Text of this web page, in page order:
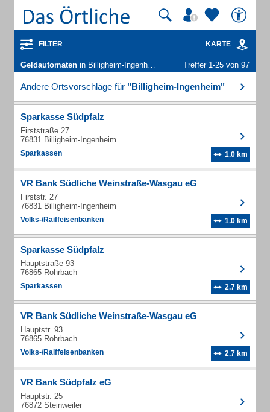
FILTER KARTE
Geldautomaten in Billigheim-Ingenheim Treffer 1-25 von 97
Andere Ortsvorschläge für "Billigheim-Ingenheim"
Sparkasse Südpfalz
Firststraße 27
76831 Billigheim-Ingenheim
Sparkassen 1.0 km
VR Bank Südliche Weinstraße-Wasgau eG
Firststr. 27
76831 Billigheim-Ingenheim
Volks-/Raiffeisenbanken 1.0 km
Sparkasse Südpfalz
Hauptstraße 93
76865 Rohrbach
Sparkassen 2.7 km
VR Bank Südliche Weinstraße-Wasgau eG
Hauptstr. 93
76865 Rohrbach
Volks-/Raiffeisenbanken 2.7 km
VR Bank Südpfalz eG
Hauptstr. 25
76872 Steinweiler